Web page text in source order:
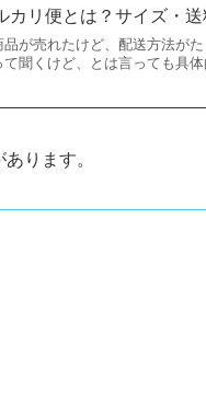
カリ便とは？サイズ・
品が売れたけど、配送方法
て聞くけど、とは言っても具
ります。